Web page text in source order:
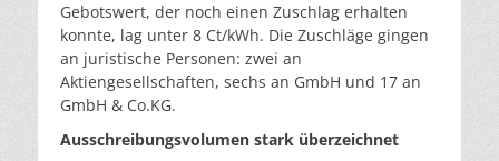
Gebotswert, der noch einen Zuschlag erhalten
konnte, lag unter 8 Ct/kWh. Die Zuschläge gingen
an juristische Personen: zwei an
Aktiengesellschaften, sechs an GmbH und 17 an
GmbH & Co.KG.
Ausschreibungsvolumen stark überzeichnet